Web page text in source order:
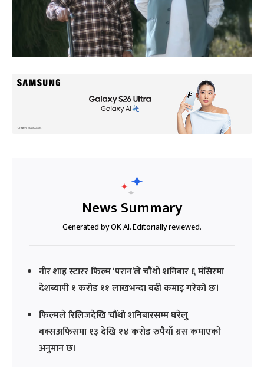
News Summary
Generated by OK AI. Editorially reviewed.
नीर शाह स्टारर फिल्म ‘परान’ले चौंथो शनिबार ६ मंसिरमा
देशब्यापी १ करोड ११ लाखभन्दा बढी कमाइ गरेको छ।
फिल्मले रिलिजदेखि चौंथो शनिबारसम्म घरेलु
बक्सअफिसमा १३ देखि १४ करोड रुपैयाँ ग्रस कमाएको
अनुमान छ।